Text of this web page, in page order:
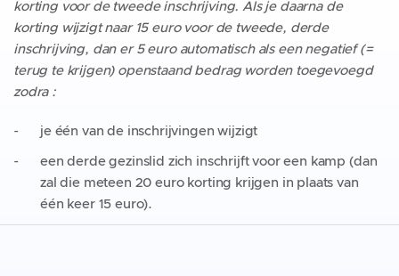
korting voor de tweede inschrijving. Als je daarna de
korting wijzigt naar 15 euro voor de tweede, derde
inschrijving, dan er 5 euro automatisch als een negatief (=
terug te krijgen) openstaand bedrag worden toegevoegd
zodra :
je één van de inschrijvingen wijzigt
een derde gezinslid zich inschrijft voor een kamp (dan
zal die meteen 20 euro korting krijgen in plaats van
één keer 15 euro).